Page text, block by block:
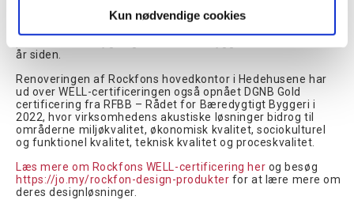
Kun nødvendige cookies
Ud over forbedrede brugerforhold er kontorbygningens
samlede energieffektivitet blevet forbedret med 64
år siden.
Renoveringen af Rockfons hovedkontor i Hedehusene har
ud over WELL-certificeringen også opnået DGNB Gold
certificering fra RFBB – Rådet for Bæredygtigt Byggeri i
2022, hvor virksomhedens akustiske løsninger bidrog til
områderne miljøkvalitet, økonomisk kvalitet, sociokulturel
og funktionel kvalitet, teknisk kvalitet og proceskvalitet.
Læs mere om Rockfons WELL-certificering her og besøg
https://jo.my/rockfon-design-produkter for at lære mere om
deres designløsninger.